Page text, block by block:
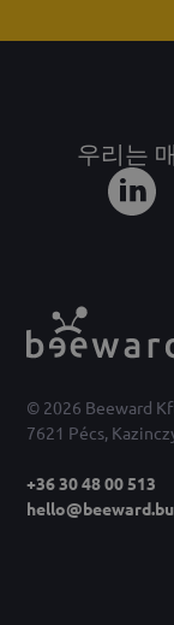
© 2026 Beeward
7621 Pécs,
+36 30 48 00 513
우리는